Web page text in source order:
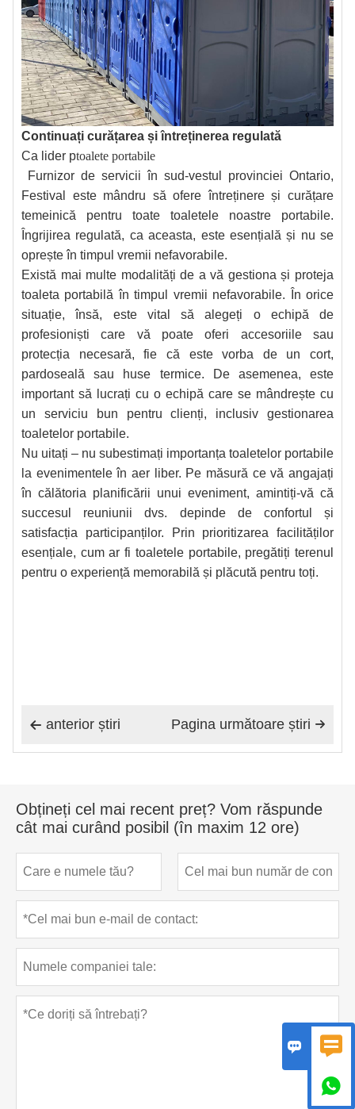
Continuați curățarea și întreținerea regulată
Ca lider ptoalete portabile
Furnizor de servicii în sud-vestul provinciei Ontario,
Festival este mândru să ofere întreținere și curățare
temeinică pentru toate toaletele noastre portabile.
Îngrijirea regulată, ca aceasta, este esențială și nu se
oprește în timpul vremii nefavorabile.
Există mai multe modalități de a vă gestiona și proteja
toaleta portabilă în timpul vremii nefavorabile. În orice
situație, însă, este vital să alegeți o echipă de
profesioniști care vă poate oferi accesoriile sau
protecția necesară, fie că este vorba de un cort,
pardoseală sau huse termice. De asemenea, este
important să lucrați cu o echipă care se mândrește cu
un serviciu bun pentru clienți, inclusiv gestionarea
toaletelor portabile.
Nu uitați – nu subestimați importanța toaletelor portabile
la evenimentele în aer liber. Pe măsură ce vă angajați
în călătoria planificării unui eveniment, amintiți-vă că
succesul reuniunii dvs. depinde de confortul și
satisfacția participanților. Prin prioritizarea facilităților
esențiale, cum ar fi toaletele portabile, pregătiți terenul
pentru o experiență memorabilă și plăcută pentru toți.
 anterior știri 
Pagina următoare știri
Obțineți cel mai recent preț? Vom răspunde
cât mai curând posibil (în maxim 12 ore)
 
